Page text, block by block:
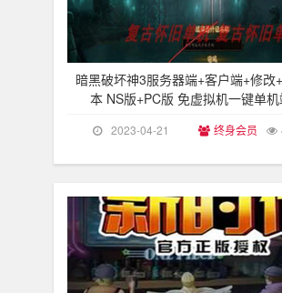
暗黑破坏神3服务器端+客户端+修改
本 NS版+PC版 免虚拟机一键单
2023-04-21 终身会员